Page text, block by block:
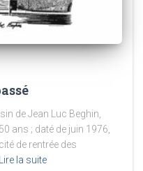
de Jean Luc Beghin,
ans ; daté de juin 1976,
de rentrée des
Lire la suite